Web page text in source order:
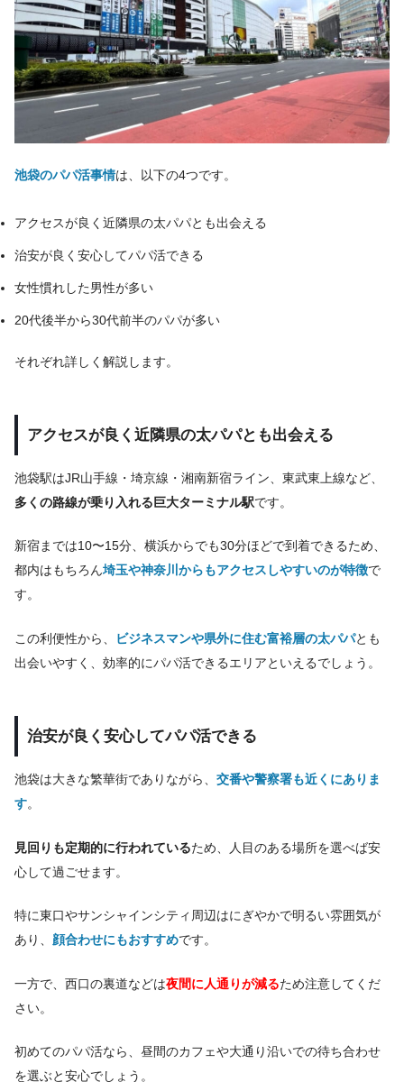
池袋のパパ活事情は、以下の4つです。
アクセスが良く近隣県の太パパとも出会える
治安が良く安心してパパ活できる
女性慣れした男性が多い
20代後半から30代前半のパパが多い
それぞれ詳しく解説します。
アクセスが良く近隣県の太パパとも出会える
池袋駅はJR山手線・埼京線・湘南新宿ライン、東武東上線など、
多くの路線が乗り入れる巨大ターミナル駅です。
新宿までは10〜15分、横浜からでも30分ほどで到着できるため、
都内はもちろん埼玉や神奈川からもアクセスしやすいのが特徴で
す。
この利便性から、 ビジネスマンや県外に住む富裕層の太パパとも
出会いやすく、効率的にパパ活できるエリアといえるでしょう。
治安が良く安心してパパ活できる
池袋は大きな繁華街でありながら、 交番や警察署も近くにありま
す。
見回りも定期的に行われているため、人目のある場所を選べば安
心して過ごせます。
特に東口やサンシャインシティ周辺はにぎやかで明るい雰囲気が
あり、 顔合わせにもおすすめです。
一方で、西口の裏道などは夜間に人通りが減るため注意してくだ
さい。
初めてのパパ活なら、昼間のカフェや大通り沿いでの待ち合わせ
を選ぶと安心でしょう。